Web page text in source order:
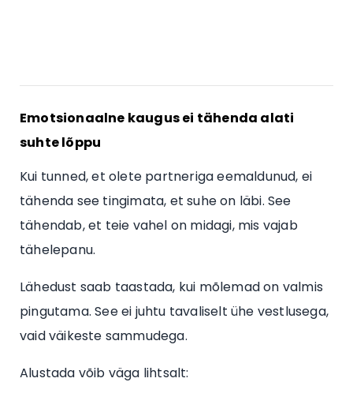
Emotsionaalne kaugus ei tähenda alati
suhte lõppu
Kui tunned, et olete partneriga eemaldunud, ei
tähenda see tingimata, et suhe on läbi. See
tähendab, et teie vahel on midagi, mis vajab
tähelepanu.
Lähedust saab taastada, kui mõlemad on valmis
pingutama. See ei juhtu tavaliselt ühe vestlusega,
vaid väikeste sammudega.
Alustada võib väga lihtsalt: